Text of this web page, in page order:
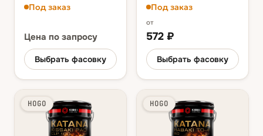
Под заказ
Цена по запросу
Выбрать фасовку
Под заказ
от
572 ₽
Выбрать фасовку
HOGO HOGO